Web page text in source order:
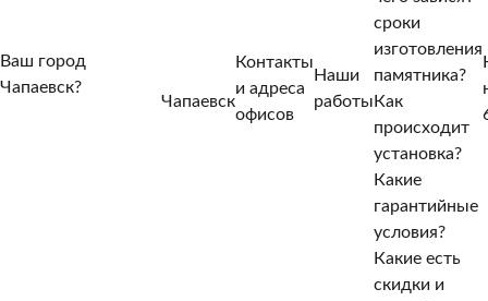
Ваш город
Чапаевск?
Чапаевск
Контакты
и адреса
офисов
Наши
работы
сроки
изготовления
памятника?
Как
происходит
установка?
Какие
гарантийные
условия?
Какие есть
скидки и